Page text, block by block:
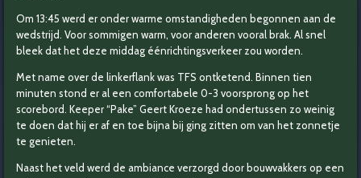
Om 13:45 werd er onder warme omstandigheden begonnen aan de
wedstrijd. Voor sommigen warm, voor anderen vooral brak. Al snel
bleek dat het deze middag éénrichtingsverkeer zou worden.
Met name over de linkerflank was TFS ontketend. Binnen tien
minuten stond er al een comfortabele 0-3 voorsprong op het
scorebord. Keeper “Pake” Geert Kroeze had ondertussen zo weinig
te doen dat hij er af en toe bijna bij ging zitten om van het zonnetje
te genieten.
Naast het veld werd de ambiance verzorgd door bouwvakkers op een